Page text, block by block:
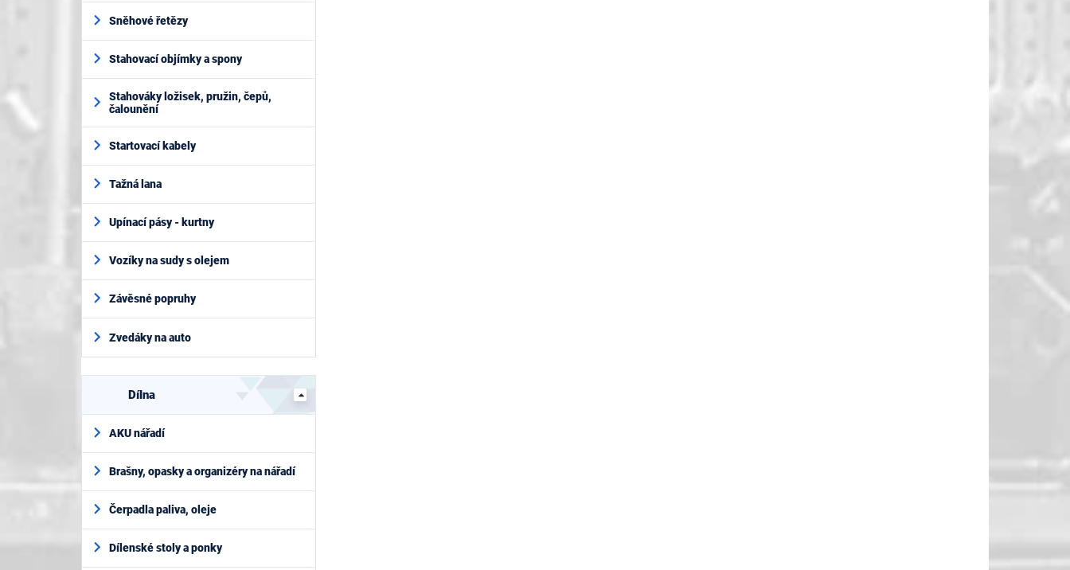
Sněhové řetězy
Stahovací objímky a spony
Stahováky ložisek, pružin, čepů,
čalounění
Startovací kabely
Tažná lana
Upínací pásy - kurtny
Vozíky na sudy s olejem
Závěsné popruhy
Zvedáky na auto
Dílna
AKU nářadí
Brašny, opasky a organizéry na nářadí
Čerpadla paliva, oleje
Dílenské stoly a ponky